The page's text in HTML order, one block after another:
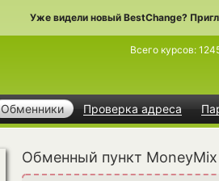
Уже видели новый BestChange?
Обменники Проверка адреса
Всего курсов:
Обменный пункт MoneyMix